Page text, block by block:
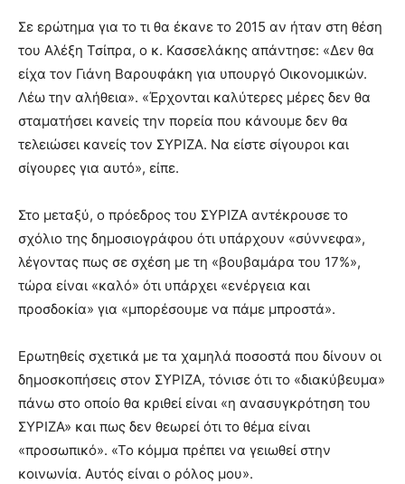
Σε ερώτημα για το τι θα έκανε το 2015 αν ήταν στη θέση
του Αλέξη Τσίπρα, ο κ. Κασσελάκης απάντησε: «Δεν θα
είχα τον Γιάνη Βαρουφάκη για υπουργό Οικονομικών.
Λέω την αλήθεια». «Έρχονται καλύτερες μέρες δεν θα
σταματήσει κανείς την πορεία που κάνουμε δεν θα
τελειώσει κανείς τον ΣΥΡΙΖΑ. Να είστε σίγουροι και
σίγουρες για αυτό», είπε.
Στο μεταξύ, ο πρόεδρος του ΣΥΡΙΖΑ αντέκρουσε το
σχόλιο της δημοσιογράφου ότι υπάρχουν «σύννεφα»,
λέγοντας πως σε σχέση με τη «βουβαμάρα του 17%»,
τώρα είναι «καλό» ότι υπάρχει «ενέργεια και
προσδοκία» για «μπορέσουμε να πάμε μπροστά».
Ερωτηθείς σχετικά με τα χαμηλά ποσοστά που δίνουν οι
δημοσκοπήσεις στον ΣΥΡΙΖΑ, τόνισε ότι το «διακύβευμα»
πάνω στο οποίο θα κριθεί είναι «η ανασυγκρότηση του
ΣΥΡΙΖΑ» και πως δεν θεωρεί ότι το θέμα είναι
«προσωπικό». «Το κόμμα πρέπει να γειωθεί στην
κοινωνία. Αυτός είναι ο ρόλος μου».